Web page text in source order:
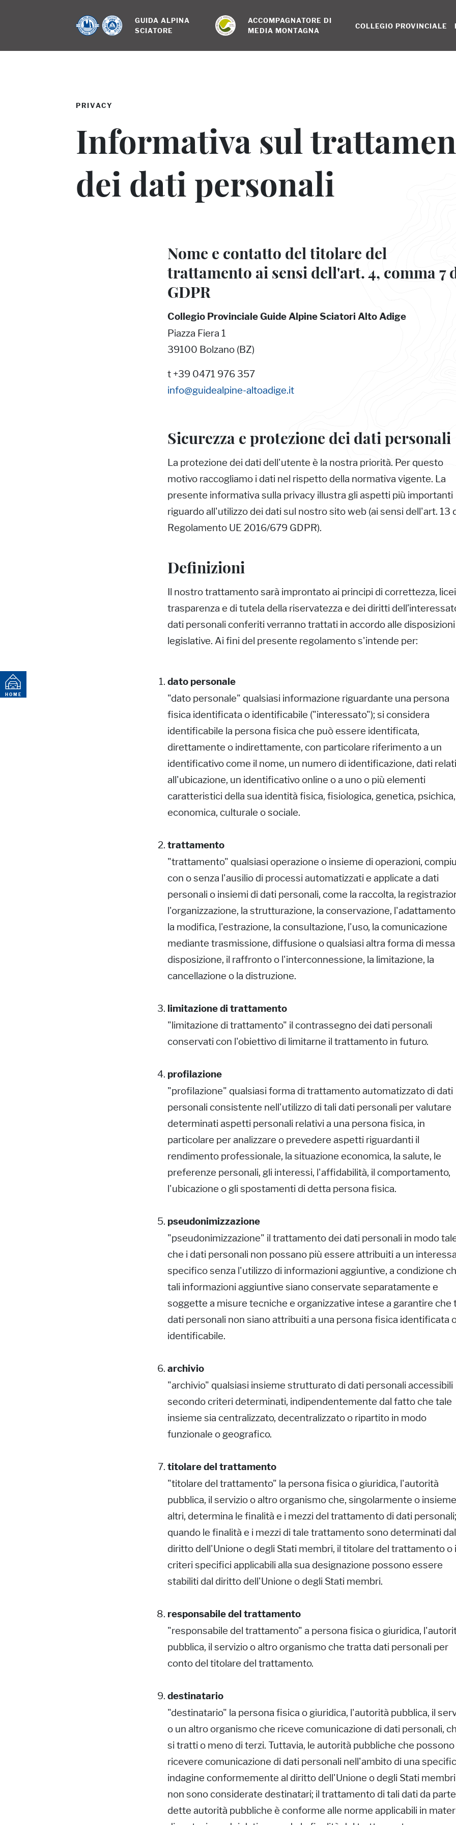
HOME
GUIDA ALPINA
SCIATORE
ACCOMPAGNATORE DI
MEDIA MONTAGNA
COLLEGIO PROVINCIALE
PRIVACY
Informativa sul
dei dati personali
Nome e contatto del titolare del
trattamento ai sensi dell'art. 4, comma 7
GDPR
Collegio Provinciale Guide Alpine Sciatori Alto Adige
Piazza Fiera 1
39100 Bolzano (BZ)
t +39 0471 976 357
info@guidealpine-altoadige.it
Sicurezza e protezione dei dati personali
La protezione dei dati dell'utente è la nostra priorità. Per questo
motivo raccogliamo i dati nel rispetto della normativa vigente. La
presente informativa sulla privacy illustra gli aspetti più importanti
riguardo all'utilizzo dei dati sul nostro sito web (ai sensi dell'art. 13
Regolamento UE 2016/679 GDPR).
Definizioni
Il nostro trattamento sarà improntato ai principi di correttezza,
trasparenza e di tutela della riservatezza e dei diritti
dati personali conferiti verranno trattati in accordo alle disposizioni
legislative. Ai fini del presente regolamento s'intende per:
dato personale
"dato personale" qualsiasi informazione riguardante una persona
fisica identificata o identificabile ("interessato"); si considera
identificabile la persona fisica che può essere identificata,
direttamente o indirettamente, con particolare riferimento a un
identificativo come il nome, un numero di identificazione, dati
all'ubicazione, un identificativo online o a uno o più elementi
caratteristici della sua identità fisica, fisiologica, genetica, psichica,
economica, culturale o sociale.
trattamento
"trattamento" qualsiasi operazione o insieme di operazioni,
con o senza l'ausilio di processi automatizzati e applicate a dati
personali o insiemi di dati personali, come la raccolta, la
l'organizzazione, la strutturazione, la conservazione,
la modifica, l'estrazione, la consultazione, l'uso, la comunicazione
mediante trasmissione, diffusione o qualsiasi altra forma di messa
disposizione, il raffronto o l'interconnessione, la limitazione, la
cancellazione o la distruzione.
limitazione di trattamento
"limitazione di trattamento" il contrassegno dei dati personali
conservati con l'obiettivo di limitarne il trattamento in futuro.
profilazione
"profilazione" qualsiasi forma di trattamento automatizzato di dati
personali consistente nell'utilizzo di tali dati personali per valutare
determinati aspetti personali relativi a una persona fisica, in
particolare per analizzare o prevedere aspetti riguardanti il
rendimento professionale, la situazione economica, la salute, le
preferenze personali, gli interessi, l'affidabilità, il comportamento,
l'ubicazione o gli spostamenti di detta persona fisica.
pseudonimizzazione
"pseudonimizzazione" il trattamento dei dati personali in modo
che i dati personali non possano più essere attribuiti a un
specifico senza l'utilizzo di informazioni aggiuntive, a condizione
tali informazioni aggiuntive siano conservate separatamente e
soggette a misure tecniche e organizzative intese a garantire che
dati personali non siano attribuiti a una persona fisica identificata
identificabile.
archivio
"archivio" qualsiasi insieme strutturato di dati personali accessibili
secondo criteri determinati, indipendentemente dal fatto che tale
insieme sia centralizzato, decentralizzato o ripartito in modo
funzionale o geografico.
titolare del trattamento
"titolare del trattamento" la persona fisica o giuridica, l'autorità
pubblica, il servizio o altro organismo che, singolarmente o
altri, determina le finalità e i mezzi del trattamento di dati personali;
quando le finalità e i mezzi di tale trattamento sono determinati dal
diritto dell'Unione o degli Stati membri, il titolare del trattamento o i
criteri specifici applicabili alla sua designazione possono essere
stabiliti dal diritto dell'Unione o degli Stati membri.
responsabile del trattamento
"responsabile del trattamento" a persona fisica o giuridica,
pubblica, il servizio o altro organismo che tratta dati personali per
conto del titolare del trattamento.
destinatario
"destinatario" la persona fisica o giuridica, l'autorità pubblica, il
o un altro organismo che riceve comunicazione di dati personali,
si tratti o meno di terzi. Tuttavia, le autorità pubbliche che possono
ricevere comunicazione di dati personali nell'ambito di una
indagine conformemente al diritto dell'Unione o degli Stati membri
non sono considerate destinatari; il trattamento di tali dati da
dette autorità pubbliche è conforme alle norme applicabili in